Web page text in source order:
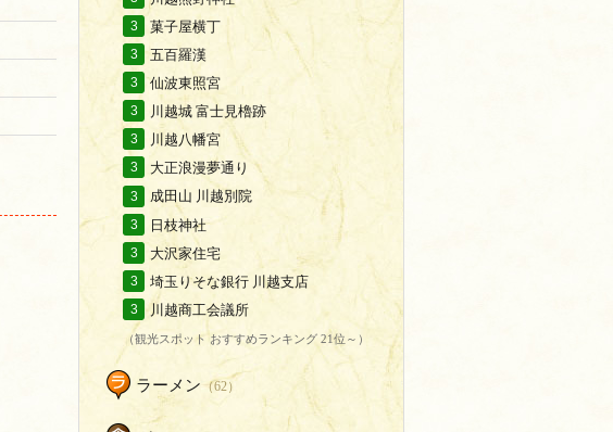
3 菓子屋横丁
3 五百羅漢
3 仙波東照宮
3 川越城 富士見櫓跡
3 川越八幡宮
3 大正浪漫夢通り
3 成田山 川越別院
3 日枝神社
3 大沢家住宅
3 埼玉りそな銀行 川越支店
3 川越商工会議所
（観光スポット おすすめランキング 21位～）
ラーメン （62）